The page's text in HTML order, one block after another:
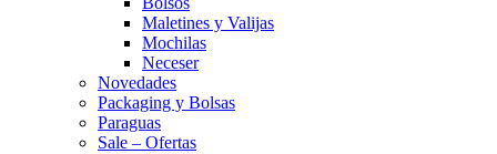
Maletines y Valijas
Mochilas
Neceser
Novedades
Packaging y Bolsas
Paraguas
Sale – Ofertas